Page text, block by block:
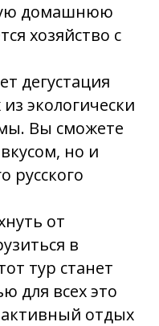
домашнюю
хозяйство с
дегустация
экологически
Вы сможете
но и
русского
от
в
тур станет
для всех это
отдых